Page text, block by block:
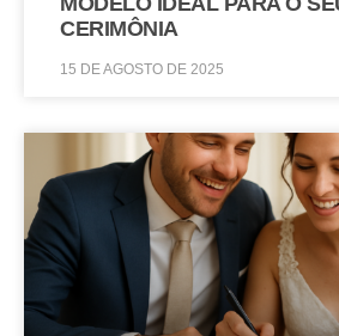
CERIMÔNIA
15 DE AGOSTO DE 2025